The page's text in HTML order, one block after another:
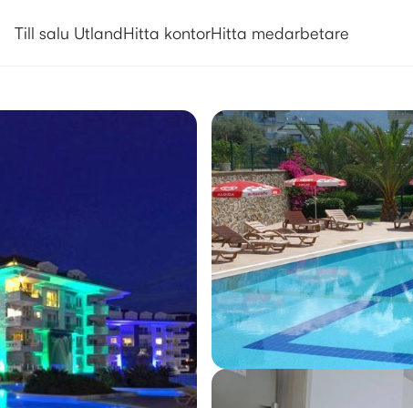
Till salu UtlandHitta kontorHitta medarbetare